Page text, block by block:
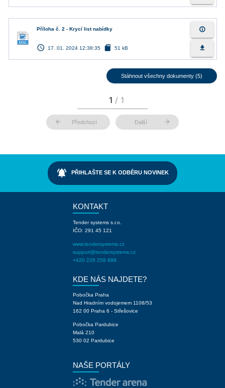
Příloha č. 2 - Krycí list nabídky
access_time 17. 01. 2024 12:38:35 sd_card 51 kB
info_outline
file_download
Stáhnout všechny dokumenty (5)
arrow_back Předchozí Další arrow_forward
notifications_active PŘIHLAŠTE SE K ODBĚRU NOVINEK
KONTAKT
Tender systems s.r.o.
IČO: 291 45 121
www.tendersystems.cz
support@tendersystems.cz
+420 226 258 888
KDE NÁS NAJDETE?
Pobočka Praha
Nad Hradním vodojemem 1108/53
162 00 Praha 6 - Střešovice
Pobočka Pardubice
Malá 210
530 02 Pardubice
NAŠE PORTÁLY